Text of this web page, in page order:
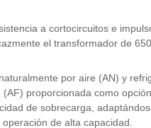
Material del
bobinado
~
Normas de
referencia
~
a cortocircuitos e
el transformador de
por aire (AN) y
proporcionada como
de sobrecarga,
de alta capacidad.